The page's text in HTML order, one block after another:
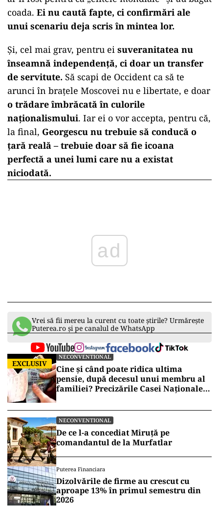
coada. Ei nu caută fapte, ci confirmări ale
unui scenariu deja scris în mintea lor.
Și, cel mai grav, pentru ei suveranitatea nu
înseamnă independență, ci doar un transfer
de servitute. Să scapi de Occident ca să te
arunci în brațele Moscovei nu e libertate, e doar
o trădare îmbrăcată în culorile
naționalismului. Iar ei o vor accepta, pentru că,
la final, Georgescu nu trebuie să conducă o
țară reală – trebuie doar să fie icoana
perfectă a unei lumi care nu a existat
niciodată.
ad
Vrei să fii mereu la curent cu toate știrile? Urmărește
Puterea.ro și pe canalul de WhatsApp
EXCLUSIV
NECONVENTIONAL
Cine și când poate ridica ultima
pensie, după decesul unui membru al
familiei? Precizările Casei Naționale
NECONVENTIONAL
De ce l-a concediat Miruță pe
comandantul de la Murfatlar
Puterea Financiara
Dizolvările de firme au crescut cu
aproape 13% în primul semestru din
2026